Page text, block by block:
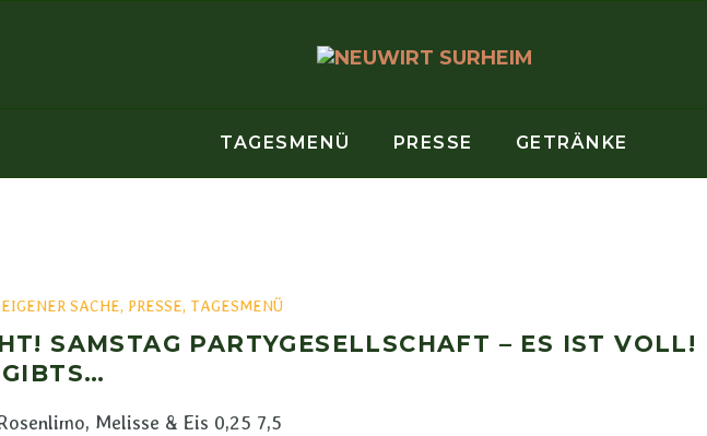
TAGESMENÜ PRESSE GETRÄNKE
SACHE, PRESSE, TAGESMENÜ
SAMSTAG PARTYGESELLSCHAFT – ES IST VOLL!
Melisse & Eis 0,25 7,5